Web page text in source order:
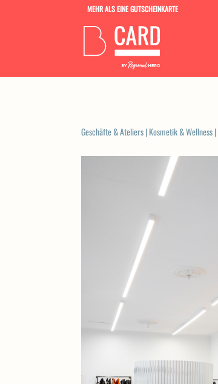
MEHR ALS EINE GUTSCHEINKARTE
Geschäfte & Ateliers|Kosmetik & Wellness|